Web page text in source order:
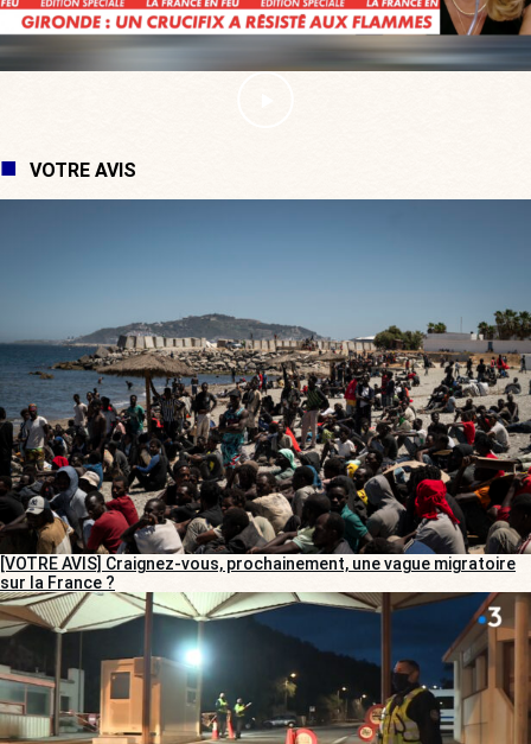
VOTRE AVIS
[VOTRE AVIS] Craignez-vous, prochainement, une vague migratoire
sur la France ?